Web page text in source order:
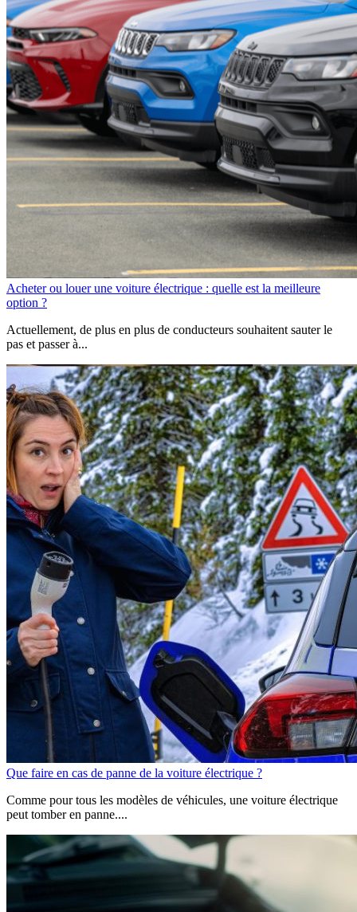
Acheter ou louer une voiture électrique : quelle est la meilleure
option ?
Actuellement, de plus en plus de conducteurs souhaitent sauter le
pas et passer à...
Que faire en cas de panne de la voiture électrique ?
Comme pour tous les modèles de véhicules, une voiture électrique
peut tomber en panne....